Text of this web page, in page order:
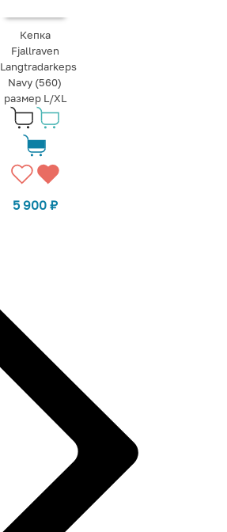
Кепка
Fjallraven
Langtradarkeps
Navy (560)
размер L/XL
5 900 ₽